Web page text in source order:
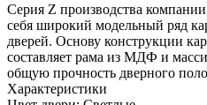
Серия Z производства
себя широкий модельный ряд
дверей. Основу конструкции
составляет рама из МДФ и
общую прочность дверного
Характеристики